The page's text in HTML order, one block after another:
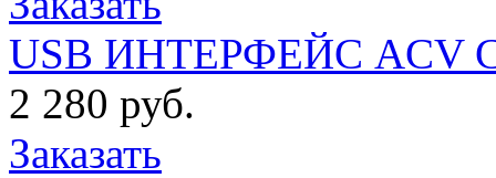
USB ИНТЕРФЕЙС ACV
2 280 руб.
Заказать